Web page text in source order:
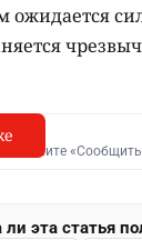
ожидается
и нажмите
ли эта статья